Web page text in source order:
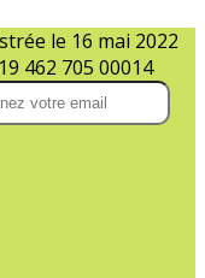
le 16 mai 2022
462 705 00014